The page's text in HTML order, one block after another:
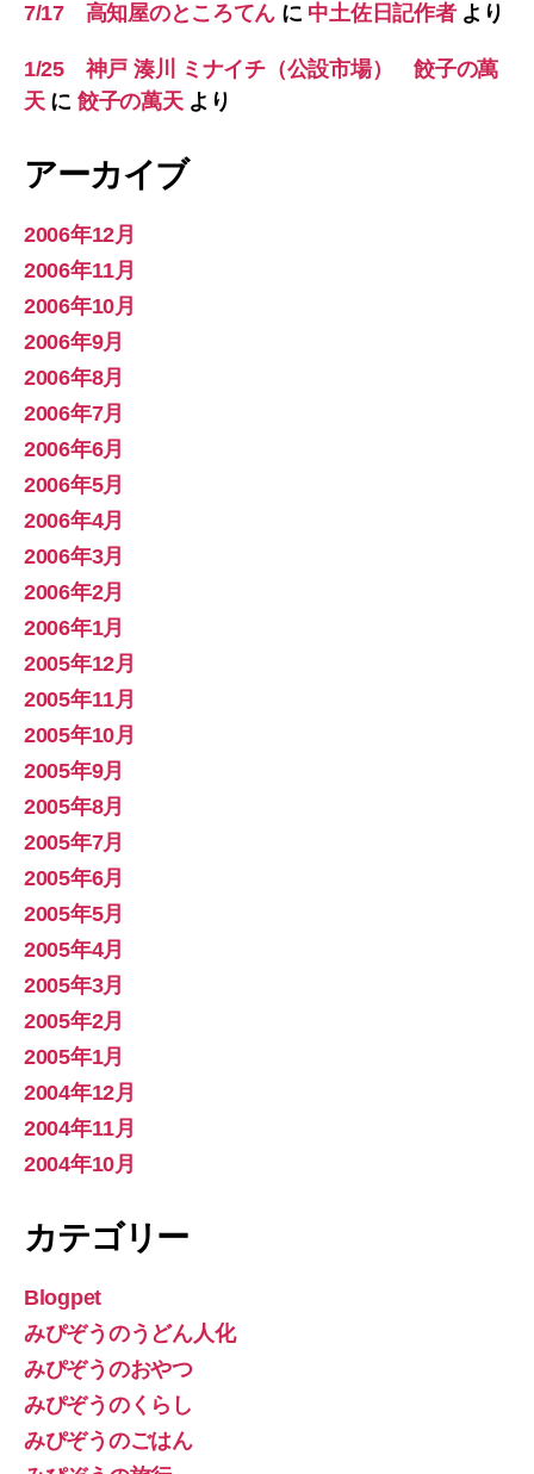
7/17 高知屋のところてん に 中土佐日記作者より
1/25 神戸 湊川 ミナイチ（公設市場） 餃子の萬
天に 餃子の萬天より
アーカイブ
2006年12月
2006年11月
2006年10月
2006年9月
2006年8月
2006年7月
2006年6月
2006年5月
2006年4月
2006年3月
2006年2月
2006年1月
2005年12月
2005年11月
2005年10月
2005年9月
2005年8月
2005年7月
2005年6月
2005年5月
2005年4月
2005年3月
2005年2月
2005年1月
2004年12月
2004年11月
2004年10月
カテゴリー
Blogpet
みぴぞうのうどん人化
みぴぞうのおやつ
みぴぞうのくらし
みぴぞうのごはん